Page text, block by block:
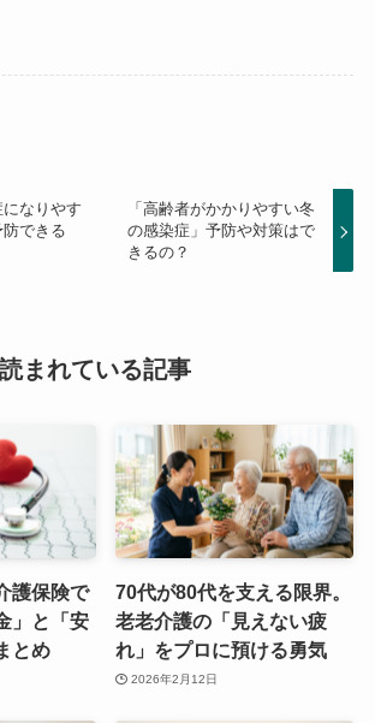
なりやす
できる
「高齢者がかかりやすい冬
の感染症」予防や対策はで
きるの？
まれている記事
護保険で
」と「安
とめ
70代が80代を支える限界。
老老介護の「見えない疲
れ」をプロに預ける勇気
2026年2月12日